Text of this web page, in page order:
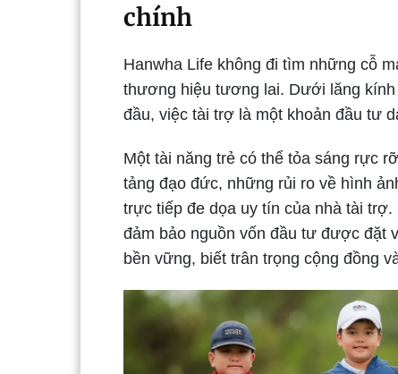
chính
Hanwha Life không đi tìm những cỗ
thương hiệu tương lai. Dưới lăng
đầu, việc tài trợ là một khoản đầu tư
Một tài năng trẻ có thể tỏa sáng rực
tảng đạo đức, những rủi ro về hình
trực tiếp đe dọa uy tín của nhà tài
đảm bảo nguồn vốn đầu tư được đặt
bền vững, biết trân trọng cộng đồng